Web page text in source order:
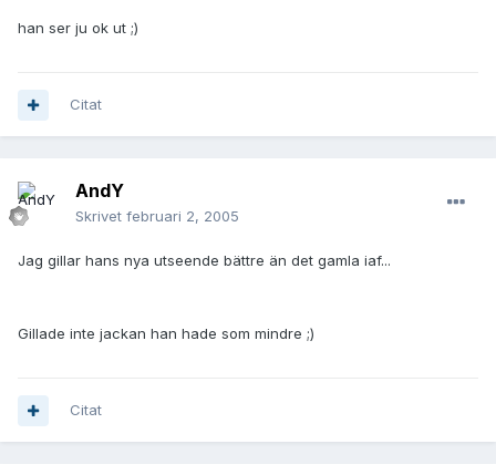
han ser ju ok ut ;)
Citat
AndY
Skrivet februari 2, 2005
Jag gillar hans nya utseende bättre än det gamla iaf...
Gillade inte jackan han hade som mindre ;)
Citat